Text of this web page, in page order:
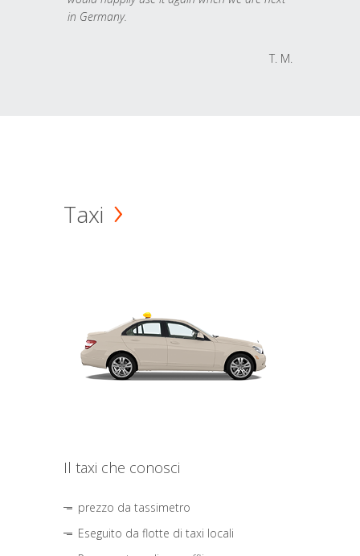
in Germany.
T. M.
Taxi
Il taxi che conosci
prezzo da tassimetro
Eseguito da flotte di taxi locali